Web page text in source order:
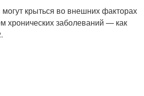
крыться во внешних факторах
хронических заболеваний — как